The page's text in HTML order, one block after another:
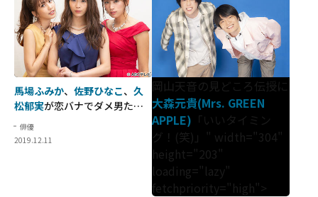
馬場ふみか、 佐野ひなこ、 久
松郁実が恋バナでダメ男たち
をブッタ切る！
俳優
2019.12.11
岡山天音の見どころ伝授に
大森元貴(Mrs. GREEN
APPLE) 「いいタイミン
グ！(笑)」" width="304"
height="203"
loading="lazy"
fetchpriority="high">